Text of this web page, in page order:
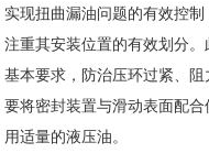
实现扭曲漏油问题的有效控
注重其安装位置的有效划分
基本要求，防治压环过紧、
要将密封装置与滑动表面配
用适量的液压油。